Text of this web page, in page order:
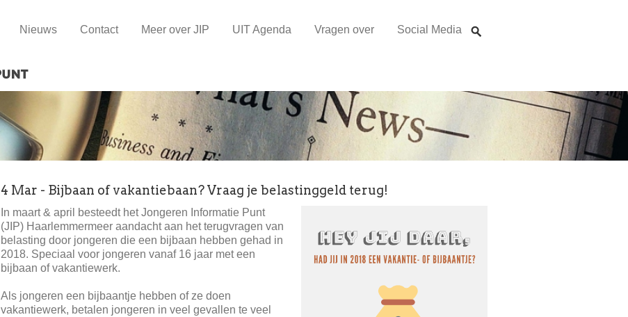
Nieuws Contact Meer over JIP UIT Agenda Vragen over Social Media
4 Mar - Bijbaan of vakantiebaan? Vraag je belastinggeld terug!
In maart & april besteedt het Jongeren Informatie Punt
(JIP) Haarlemmermeer aandacht aan het terugvragen van
belasting door jongeren die een bijbaan hebben gehad in
2018. Speciaal voor jongeren vanaf 16 jaar met een
bijbaan of vakantiewerk.
Als jongeren een bijbaantje hebben of ze doen
vakantiewerk, betalen jongeren in veel gevallen te veel